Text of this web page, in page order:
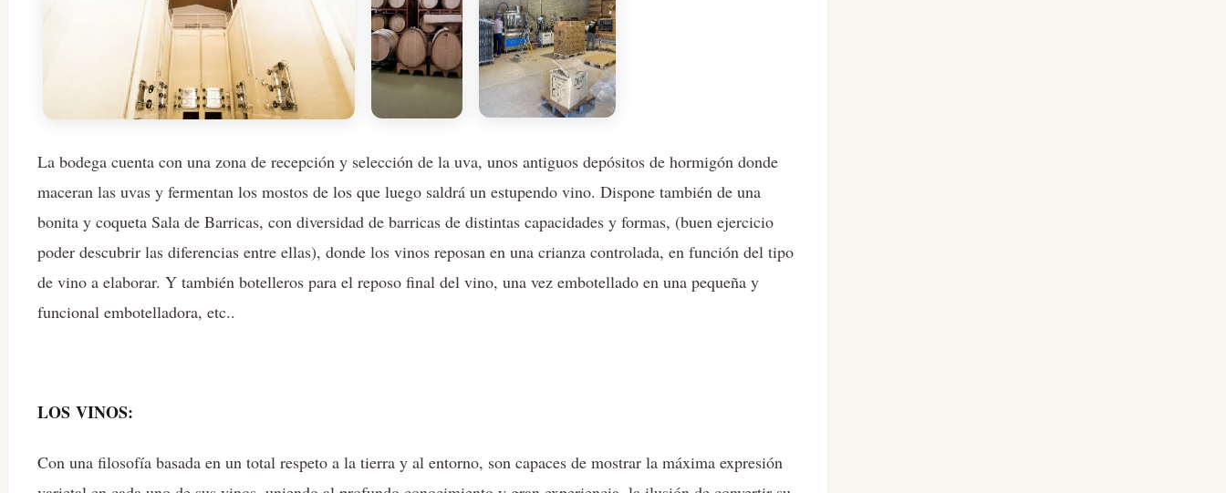
La bodega cuenta con una zona de recepción y selección de la uva, unos antiguos depósitos de hormigón donde
maceran las uvas y fermentan los mostos de los que luego saldrá un estupendo vino. Dispone también de una
bonita y coqueta Sala de Barricas, con diversidad de barricas de distintas capacidades y formas, (buen ejercicio
poder descubrir las diferencias entre ellas), donde los vinos reposan en una crianza controlada, en función del tipo
de vino a elaborar. Y también botelleros para el reposo final del vino, una vez embotellado en una pequeña y
funcional embotelladora, etc..
LOS VINOS:
Con una filosofía basada en un total respeto a la tierra y al entorno, son capaces de mostrar la máxima expresión